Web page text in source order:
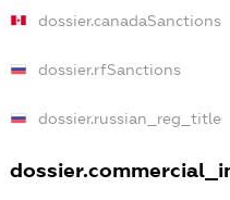
dossier.canadaSanctions
dossier.rfSanctions
dossier.russian_reg_title